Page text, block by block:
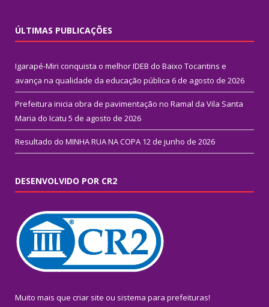
ÚLTIMAS PUBLICAÇÕES
Igarapé-Miri conquista o melhor IDEB do Baixo Tocantins e
avança na qualidade da educação pública 6 de agosto de 2026
Prefeitura inicia obra de pavimentação no Ramal da Vila Santa
Maria do Icatu 5 de agosto de 2026
Resultado do MINHA RUA NA COPA 12 de junho de 2026
DESENVOLVIDO POR CR2
Muito mais que criar site ou sistema para prefeituras!